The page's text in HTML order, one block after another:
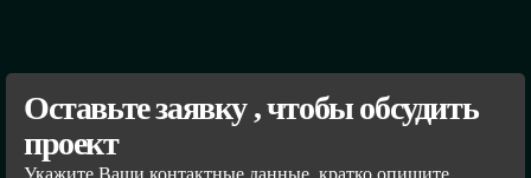
Оставьте заявку , чтобы обсудить
проект
Укажите Ваши контактные данные, кратко опишите